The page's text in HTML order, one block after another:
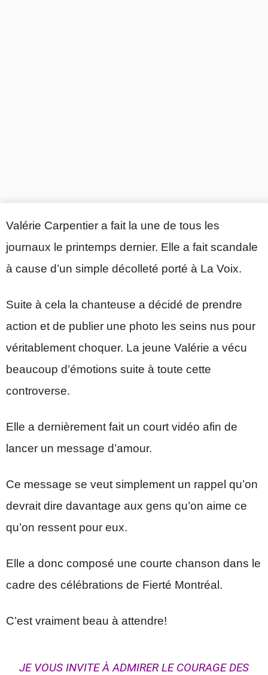
Valérie Carpentier a fait la une de tous les
journaux le printemps dernier. Elle a fait scandale
à cause d’un simple décolleté porté à La Voix.
Suite à cela la chanteuse a décidé de prendre
action et de publier une photo les seins nus pour
véritablement choquer. La jeune Valérie a vécu
beaucoup d’émotions suite à toute cette
controverse.
Elle a dernièrement fait un court vidéo afin de
lancer un message d’amour.
Ce message se veut simplement un rappel qu’on
devrait dire davantage aux gens qu’on aime ce
qu’on ressent pour eux.
Elle a donc composé une courte chanson dans le
cadre des célébrations de Fierté Montréal.
C’est vraiment beau à attendre!
JE VOUS INVITE À ADMIRER LE COURAGE DES